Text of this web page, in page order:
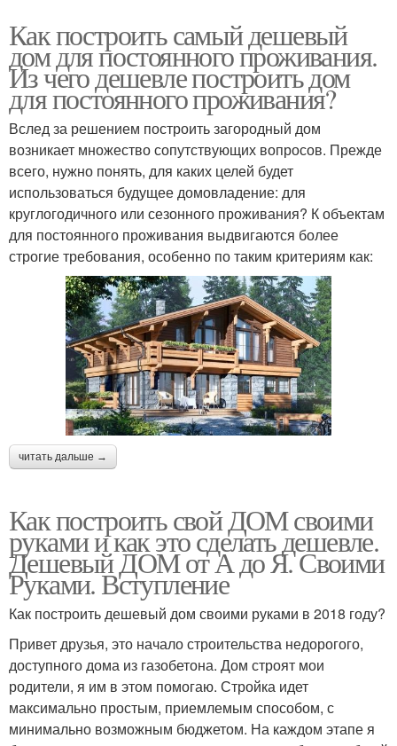
Как построить самый дешевый
дом для постоянного проживания.
Из чего дешевле построить дом
для постоянного проживания?
Вслед за решением построить загородный дом
возникает множество сопутствующих вопросов. Прежде
всего, нужно понять, для каких целей будет
использоваться будущее домовладение: для
круглогодичного или сезонного проживания? К объектам
для постоянного проживания выдвигаются более
строгие требования, особенно по таким критериям как:
читать дальше →
Как построить свой ДОМ своими
руками и как это сделать дешевле.
Дешевый ДОМ от А до Я. Своими
Руками. Вступление
Как построить дешевый дом своими руками в 2018 году?
Привет друзья, это начало строительства недорогого,
доступного дома из газобетона. Дом строят мои
родители, я им в этом помогаю. Стройка идет
максимально простым, приемлемым способом, с
минимально возможным бюджетом. На каждом этапе я